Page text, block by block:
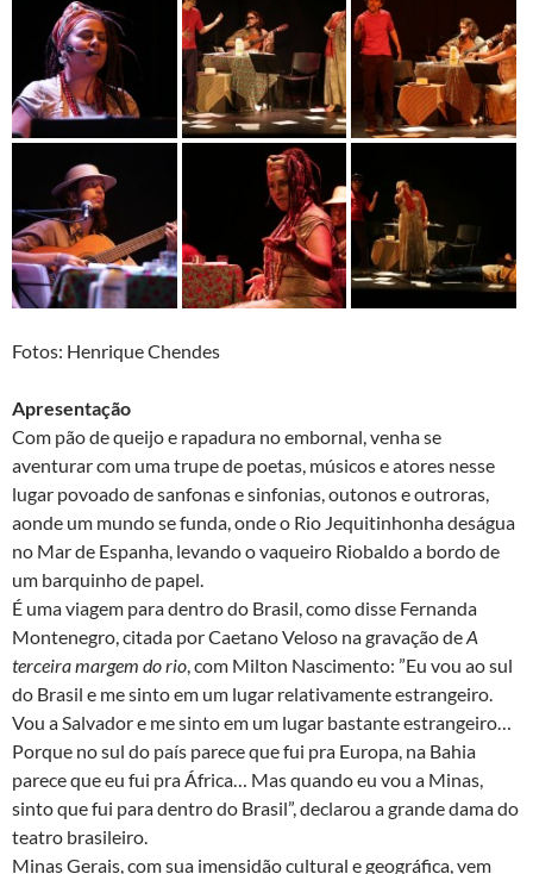
Fotos: Henrique Chendes
Apresentação
Com pão de queijo e rapadura no embornal, venha se
aventurar com uma trupe de poetas, músicos e atores nesse
lugar povoado de sanfonas e sinfonias, outonos e outroras,
aonde um mundo se funda, onde o Rio Jequitinhonha deságua
no Mar de Espanha, levando o vaqueiro Riobaldo a bordo de
um barquinho de papel.
É uma viagem para dentro do Brasil, como disse Fernanda
Montenegro, citada por Caetano Veloso na gravação deA
terceira margem do rio , com Milton Nascimento: ”Eu vou ao sul
do Brasil e me sinto em um lugar relativamente estrangeiro.
Vou a Salvador e me sinto em um lugar bastante estrangeiro…
Porque no sul do país parece que fui pra Europa, na Bahia
parece que eu fui pra África… Mas quando eu vou a Minas,
sinto que fui para dentro do Brasil”, declarou a grande dama do
teatro brasileiro.
Minas Gerais, com sua imensidão cultural e geográfica, vem